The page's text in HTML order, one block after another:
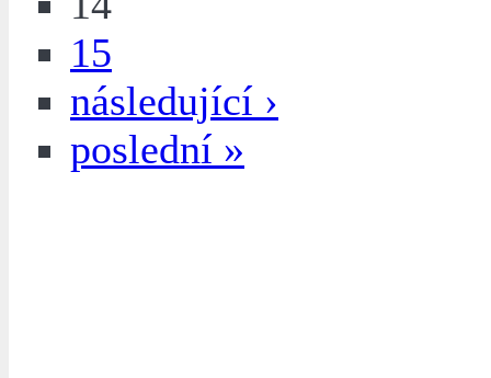
15
následující ›
poslední »